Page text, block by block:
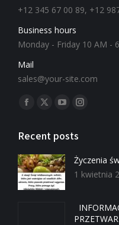
+12 345 67 00 89, +12
Business hours
Monday - Friday 10 AM -
Mail
sales@your-site.com
Znajdź nas na:
Recent posts
Życzenia
1 kwietnia